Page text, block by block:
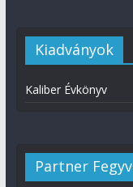
Kiadványok
Kaliber Évkönyv
Partner